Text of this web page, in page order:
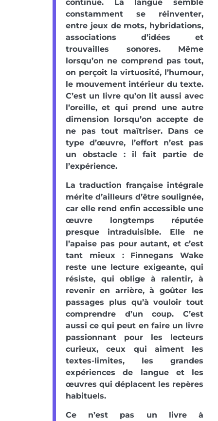
continue. La langue semble
constamment se réinventer,
entre jeux de mots, hybridations,
associations d’idées et
trouvailles sonores. Même
lorsqu’on ne comprend pas tout,
on perçoit la virtuosité, l’humour,
le mouvement intérieur du texte.
C’est un livre qu’on lit aussi avec
l’oreille, et qui prend une autre
dimension lorsqu’on accepte de
ne pas tout maîtriser. Dans ce
type d’œuvre, l’effort n’est pas
un obstacle : il fait partie de
l’expérience.
La traduction française intégrale
mérite d’ailleurs d’être soulignée,
car elle rend enfin accessible une
œuvre longtemps réputée
presque intraduisible. Elle ne
l’apaise pas pour autant, et c’est
tant mieux : Finnegans Wake
reste une lecture exigeante, qui
résiste, qui oblige à ralentir, à
revenir en arrière, à goûter les
passages plus qu’à vouloir tout
comprendre d’un coup. C’est
aussi ce qui peut en faire un livre
passionnant pour les lecteurs
curieux, ceux qui aiment les
textes-limites, les grandes
expériences de langue et les
œuvres qui déplacent les repères
habituels.
Ce n’est pas un livre à